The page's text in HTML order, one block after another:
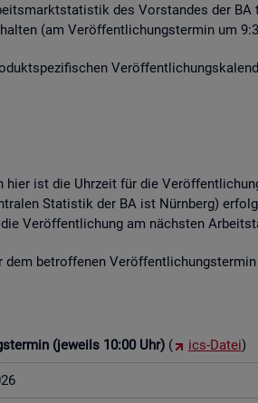
des Vor­stan­des der BA
(am Ver­öf­fent­li­chungs­ter­min um
ist die Uhr­zeit für die
Sta­tis­tik der BA ist Nürn­berg)
Ver­öf­fent­li­chung am nächs­ten
be­trof­fe­nen
(je­weils 10:00 Uhr) ( ics-Datei)